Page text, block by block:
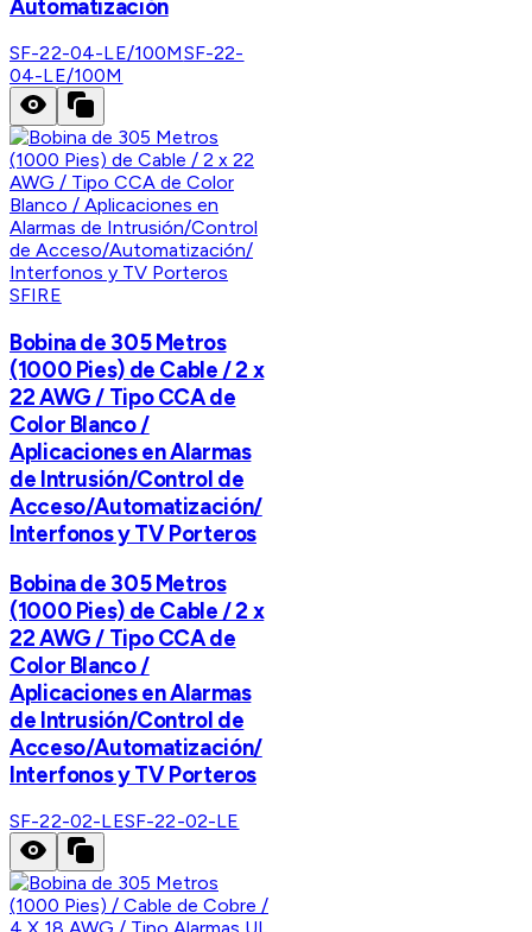
Automatización
SF-22-04-LE/100MSF-22-
04-LE/100M
SFIRE
Bobina de 305 Metros
(1000 Pies) de Cable / 2 x
22 AWG / Tipo CCA de
Color Blanco /
Aplicaciones en Alarmas
de Intrusión/Control de
Acceso/Automatización/
Interfonos y TV Porteros
Bobina de 305 Metros
(1000 Pies) de Cable / 2 x
22 AWG / Tipo CCA de
Color Blanco /
Aplicaciones en Alarmas
de Intrusión/Control de
Acceso/Automatización/
Interfonos y TV Porteros
SF-22-02-LESF-22-02-LE